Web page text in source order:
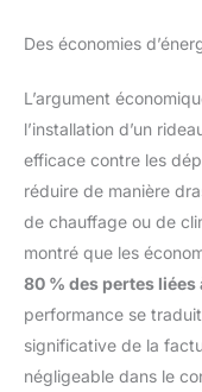
Des économies
L’argument
l’installation d’un
efficace contre les
réduire de manière
de chauffage ou de
montré que les
80 % des pertes liées
performance se
significative de la
négligeable dans le